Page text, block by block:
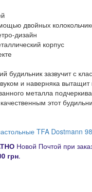
двойных
дизайн
корпус
будильник зазвучит с
и наверняка вытащит
металла
этот
TFA Dostmann
Новой Почтой при
грн.